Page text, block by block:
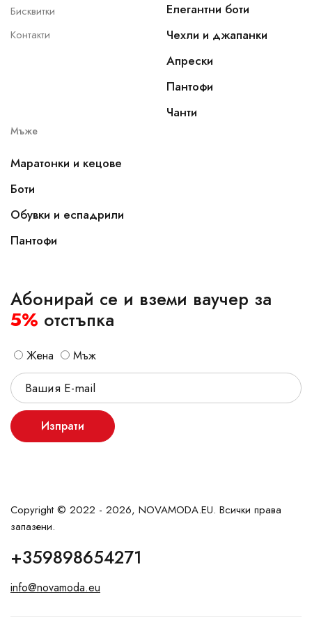
Бисквитки
Контакти
Елегантни боти
Чехли и джапанки
Апрески
Пантофи
Чанти
Мъже
Маратонки и кецове
Боти
Обувки и еспадрили
Пантофи
Абонирай се и вземи ваучер за
5% отстъпка
Жена Мъж
Изпрати
Copyright © 2022 - 2026, NOVAMODA.EU. Всички права
запазени.
+359898654271
info@novamoda.eu